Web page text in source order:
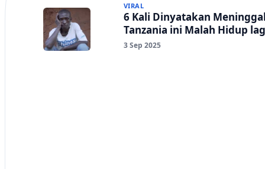
VIRAL
6 Kali Dinyatakan
Tanzania ini Malah Hidup
3 Sep 2025